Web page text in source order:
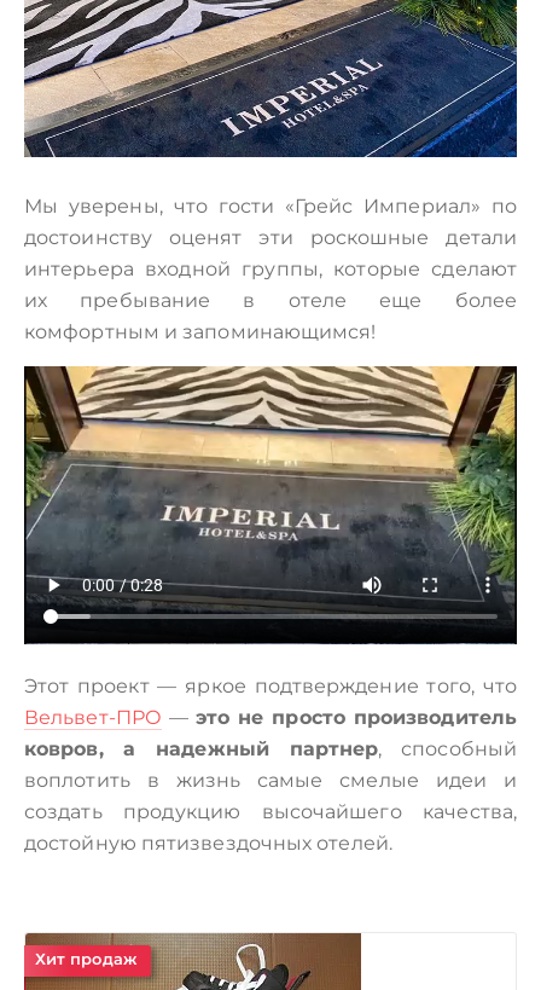
Мы уверены, что гости «Грейс Империал» по
достоинству оценят эти роскошные детали
интерьера входной группы, которые сделают
их пребывание в отеле еще более
комфортным и запоминающимся!
Этот проект — яркое подтверждение того, что
Вельвет-ПРО — это не просто производитель
ковров, а надежный партнер, способный
воплотить в жизнь самые смелые идеи и
создать продукцию высочайшего качества,
достойную пятизвездочных отелей.
Хит продаж